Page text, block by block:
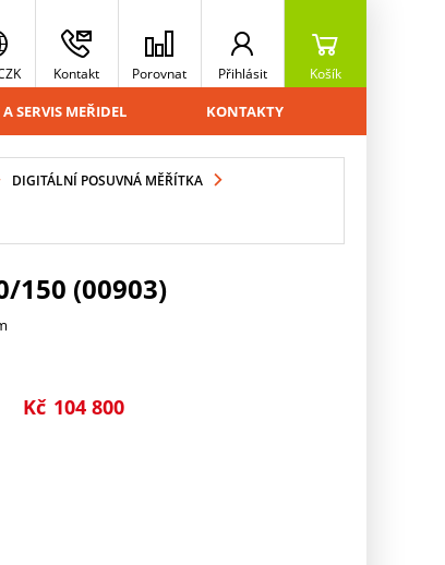
Kontakt Porovnat Přihlásit Košík
SERVIS MEŘIDEL KONTAKTY
DIGITÁLNÍ POSUVNÁ MĚŘÍTKA
150 (00903)
104 800
Kč